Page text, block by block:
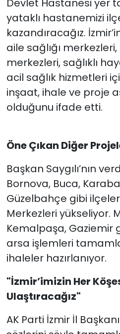
Devlet Hastanesi yer
yataklı hastanemizi
kazandıracağız.
aile sağlığı
merkezleri, sağlıklı
acil sağlık hizmetleri
inşaat, ihale ve proje
olduğunu ifade etti.
Öne Çıkan Diğer
Başkan Saygılı’nın
Bornova, Buca,
Güzelbahçe gibi
Merkezleri yükseliyor.
Kemalpaşa, Gaziemir
arsa işlemleri
ihaleler hazırlanıyor.
"İzmir’imizin Her
Ulaştıracağız"
AK Parti İzmir İl